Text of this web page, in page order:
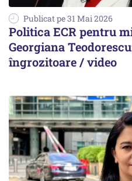
Publicat pe 31 Mai 2026
Politica ECR pentru
Georgiana
îngrozitoare / video